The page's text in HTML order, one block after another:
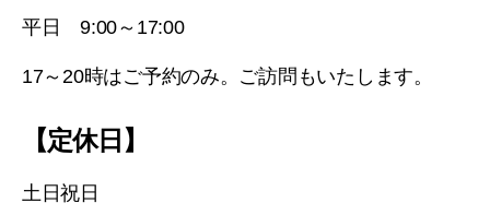
平日 9:00～17:00
17～20時はご予約のみ。ご訪問もいたします。
【定休日】
土日祝日